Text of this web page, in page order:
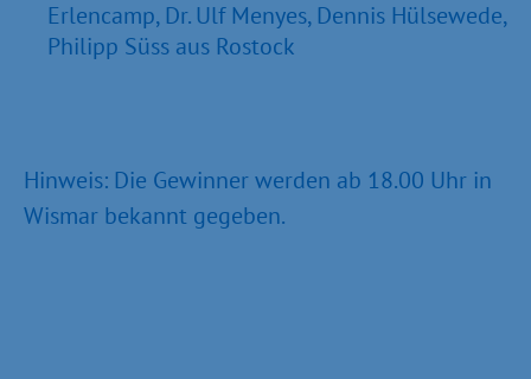
Erlencamp, Dr. Ulf Menyes, Dennis Hülsewede,
Philipp Süss aus Rostock
Hinweis: Die Gewinner werden ab 18.00 Uhr in
Wismar bekannt gegeben.